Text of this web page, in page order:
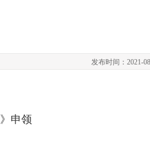
发布时间：2021-
申领